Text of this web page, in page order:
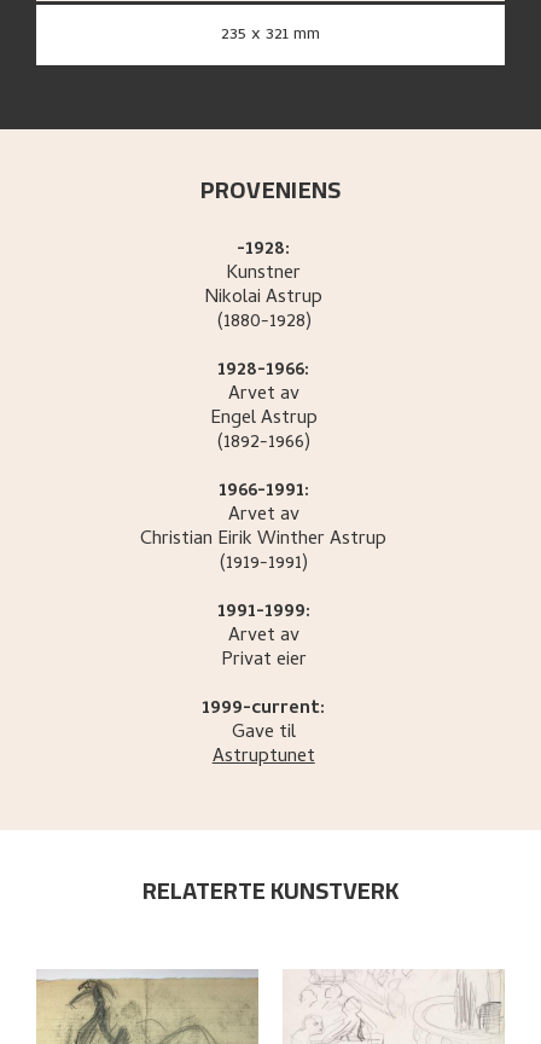
235 x 321 mm
PROVENIENS
-1928:
Kunstner
NikolaiAstrup
(1880-1928)
1928-1966:
Arvet av
EngelAstrup
(1892-1966)
1966-1991:
Arvet av
Christian Eirik WintherAstrup
(1919-1991)
1991-1999:
Arvet av
Privat eier
1999-current:
Gave til
Astruptunet
RELATERTE KUNSTVERK